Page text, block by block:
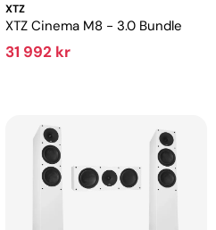
XTZ
XTZ Cinema M8 - 3.0 Bundle
31 992 kr